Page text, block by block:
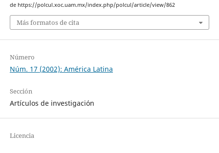
de https://polcul.xoc.uam.mx/index.php/polcul/article/view/862
Más formatos de cita
Número
Núm. 17 (2002): América Latina
Sección
Artículos de investigación
Licencia